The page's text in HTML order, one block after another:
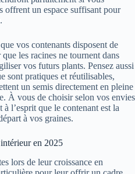
offrent un espace suffisant pour
vos contenants disposent de
les racines ne tournent dans
vos futurs plants. Pensez aussi
sont pratiques et réutilisables,
un semis directement en pleine
À vous de choisir selon vos envies
l’esprit que le contenant est la
à vos graines.
en 2025
lors de leur croissance en